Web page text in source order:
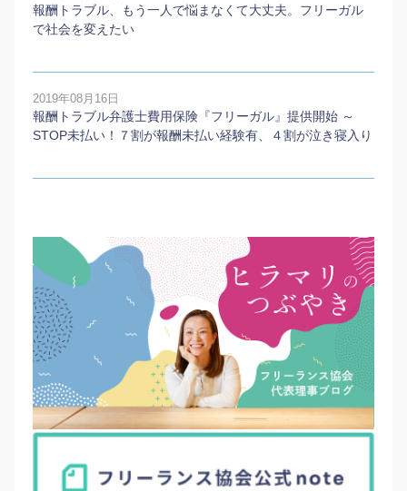
報酬トラブル、もう一人で悩まなくて大丈夫。フリーガル
で社会を変えたい
2019年08月16日
報酬トラブル弁護士費用保険『フリーガル』提供開始 ～
STOP未払い！７割が報酬未払い経験有、４割が泣き寝入り